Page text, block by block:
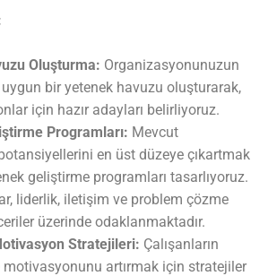
Oluşturma: Organizasyonunuzun
bir yetenek havuzu oluşturarak,
için hazır adayları belirliyoruz.
Programları: Mevcut
en üst düzeye çıkartmak
geliştirme programları tasarlıyoruz.
liderlik, iletişim ve problem çözme
üzerinde odaklanmaktadır.
Stratejileri: Çalışanların
motivasyonunu artırmak için stratejiler